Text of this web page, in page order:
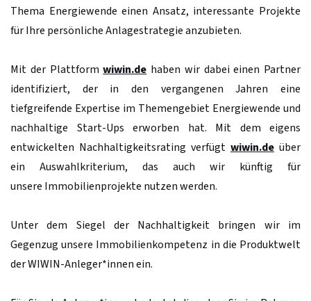
Thema Energiewende einen Ansatz, interessante Projekte
für Ihre persönliche Anlagestrategie anzubieten.
Mit der Plattformwiwin.de haben wir dabei einen Partner
identifiziert, der in den vergangenen Jahren eine
tiefgreifende Expertise im Themengebiet Energiewende und
nachhaltige Start-Ups erworben hat. Mit dem eigens
entwickelten Nachhaltigkeitsrating verfügt wiwin.de über
ein Auswahlkriterium, das auch wir künftig für
unsere Immobilienprojekte nutzen werden.
Unter dem Siegel der Nachhaltigkeit bringen wir im
Gegenzug unsere Immobilienkompetenz in die Produktwelt
der WIWIN-Anleger*innen ein.